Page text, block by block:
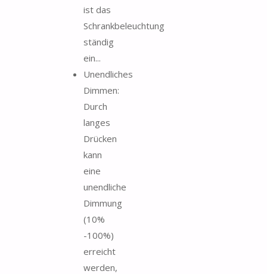
ist das
Schrankbeleuchtung
ständig
ein...
Unendliches
Dimmen:
Durch
langes
Drücken
kann
eine
unendliche
Dimmung
(10%
-100%)
erreicht
werden,